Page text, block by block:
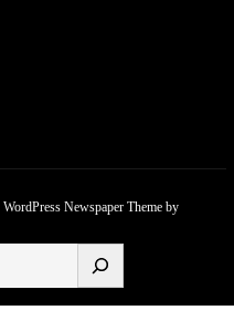
WordPress Newspaper Themeby